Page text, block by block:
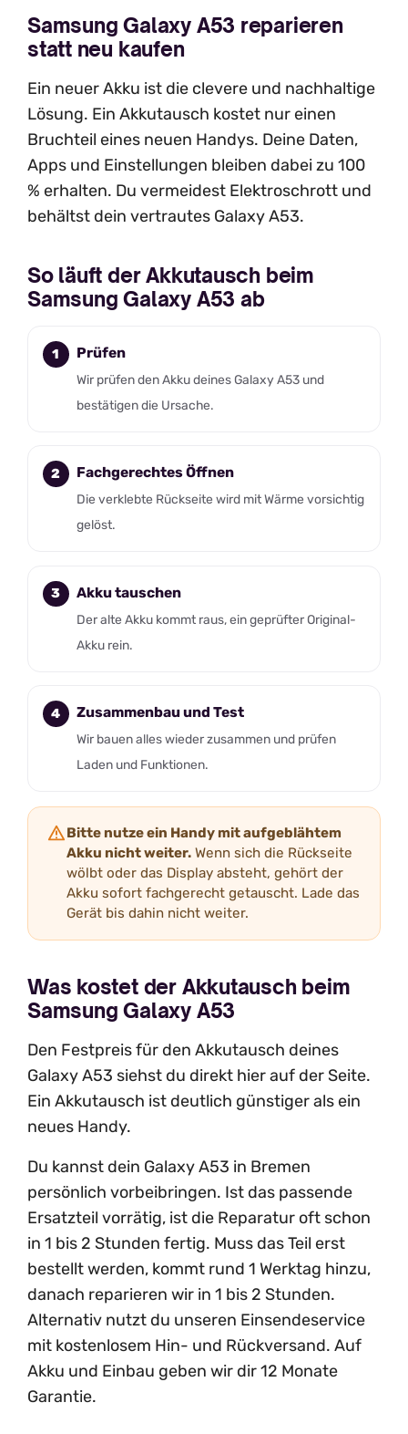
Samsung Galaxy A53 reparieren
statt neu kaufen
Ein neuer Akku ist die clevere und nachhaltige
Lösung. Ein Akkutausch kostet nur einen
Bruchteil eines neuen Handys. Deine Daten,
Apps und Einstellungen bleiben dabei zu 100
% erhalten. Du vermeidest Elektroschrott und
behältst dein vertrautes Galaxy A53.
So läuft der Akkutausch beim
Samsung Galaxy A53 ab
Prüfen
Wir prüfen den Akku deines Galaxy A53 und
bestätigen die Ursache.
Fachgerechtes Öffnen
Die verklebte Rückseite wird mit Wärme vorsichtig
gelöst.
Akku tauschen
Der alte Akku kommt raus, ein geprüfter Original-
Akku rein.
Zusammenbau und Test
Wir bauen alles wieder zusammen und prüfen
Laden und Funktionen.
Bitte nutze ein Handy mit aufgeblähtem
Akku nicht weiter. Wenn sich die Rückseite
wölbt oder das Display absteht, gehört der
Akku sofort fachgerecht getauscht. Lade das
Gerät bis dahin nicht weiter.
Was kostet der Akkutausch beim
Samsung Galaxy A53
Den Festpreis für den Akkutausch deines
Galaxy A53 siehst du direkt hier auf der Seite.
Ein Akkutausch ist deutlich günstiger als ein
neues Handy.
Du kannst dein Galaxy A53 in Bremen
persönlich vorbeibringen. Ist das passende
Ersatzteil vorrätig, ist die Reparatur oft schon
in 1 bis 2 Stunden fertig. Muss das Teil erst
bestellt werden, kommt rund 1 Werktag hinzu,
danach reparieren wir in 1 bis 2 Stunden.
Alternativ nutzt du unseren Einsendeservice
mit kostenlosem Hin- und Rückversand. Auf
Akku und Einbau geben wir dir 12 Monate
Garantie.